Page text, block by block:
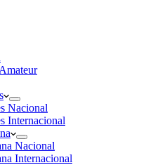
Nacional
Internacional
Nacional
Internacional